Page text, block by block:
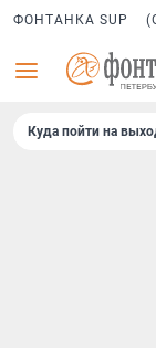
ФОНТАНКА SUP
Куда пойти на